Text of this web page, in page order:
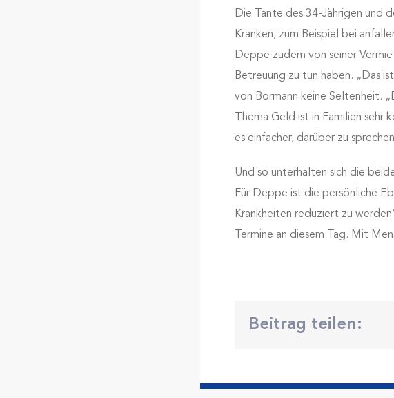
Die Tante des 34-Jährigen und
Kranken, zum Beispiel bei
Deppe zudem von seiner
Betreuung zu tun haben. „Das
von Bormann keine Seltenheit.
Thema Geld ist in Familien
es einfacher, darüber zu
Und so unterhalten sich die
Für Deppe ist die persönliche
Krankheiten reduziert zu
Termine an diesem Tag. Mit
Beitrag teilen: